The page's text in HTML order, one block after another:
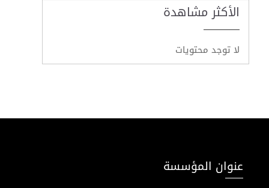
الأكثر مشاهدة
لا توجد محتويات
عنوان المؤسسة